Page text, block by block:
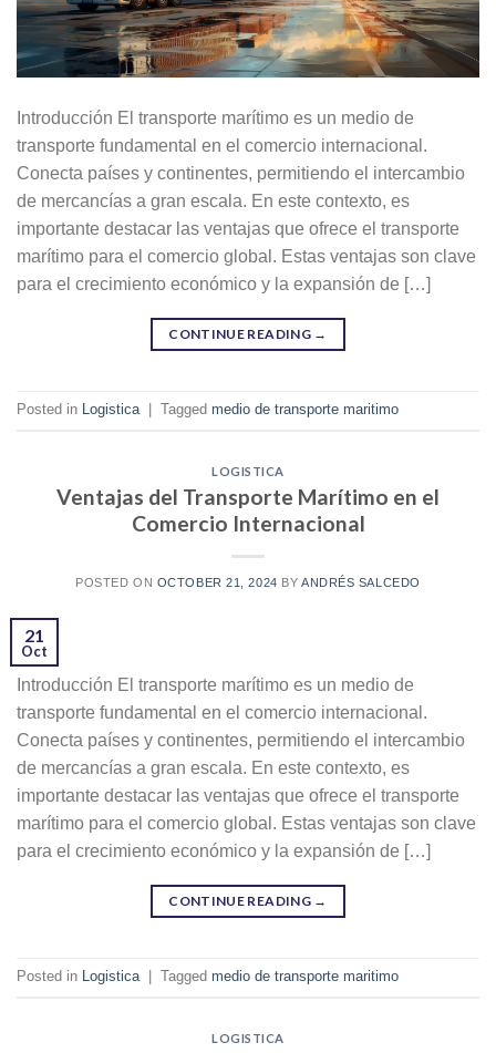
Introducción El transporte marítimo es un medio de
transporte fundamental en el comercio internacional.
Conecta países y continentes, permitiendo el intercambio
de mercancías a gran escala. En este contexto, es
importante destacar las ventajas que ofrece el transporte
marítimo para el comercio global. Estas ventajas son clave
para el crecimiento económico y la expansión de […]
CONTINUE READING →
Posted in Logistica Tagged medio de transporte maritimo
LOGISTICA
Ventajas del Transporte Marítimo en el
Comercio Internacional
POSTED ON OCTOBER 21, 2024 BY ANDRÉS SALCEDO
21
Oct
Introducción El transporte marítimo es un medio de
transporte fundamental en el comercio internacional.
Conecta países y continentes, permitiendo el intercambio
de mercancías a gran escala. En este contexto, es
importante destacar las ventajas que ofrece el transporte
marítimo para el comercio global. Estas ventajas son clave
para el crecimiento económico y la expansión de […]
CONTINUE READING →
Posted in Logistica Tagged medio de transporte maritimo
LOGISTICA